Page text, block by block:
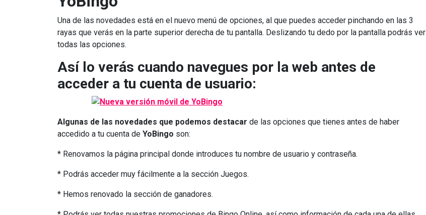
Una de las novedades está en el nuevo menú de opciones, al que puedes acceder pinchando en las 3
rayas que verás en la parte superior derecha de tu pantalla. Deslizando tu dedo por la pantalla podrás ver
todas las opciones.
Así lo verás cuando navegues por la web antes de
acceder a tu cuenta de usuario:
Algunas de las novedades que podemos destacar de las opciones que tienes antes de haber
accedido a tu cuenta de YoBingo son:
* Renovamos la página principal donde introduces tu nombre de usuario y contraseña.
* Podrás acceder muy fácilmente a la sección Juegos.
* Hemos renovado la sección de ganadores.